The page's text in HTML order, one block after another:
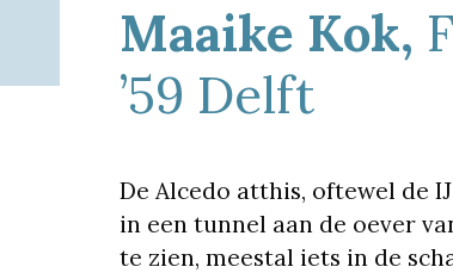
Maaike Kok,
’59 Delft
De Alcedo atthis, oftewel de
in een tunnel aan de oever
te zien, meestal iets in de